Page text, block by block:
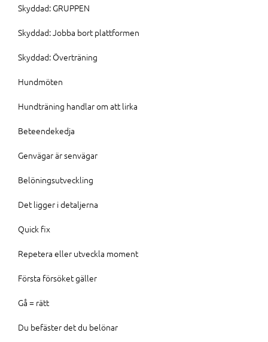
Skyddad: GRUPPEN
Skyddad: Jobba bort plattformen
Skyddad: Överträning
Hundmöten
Hundträning handlar om att lirka
Beteendekedja
Genvägar är senvägar
Belöningsutveckling
Det ligger i detaljerna
Quick fix
Repetera eller utveckla moment
Första försöket gäller
Gå = rätt
Du befäster det du belönar